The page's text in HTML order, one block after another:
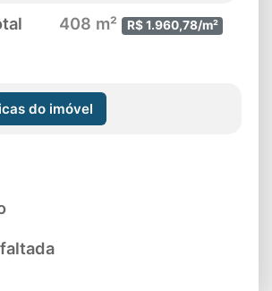
408 m² R$ 1.960,78/m²
do imóvel